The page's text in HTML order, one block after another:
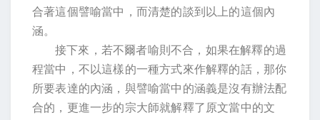
合著這個譬喻當中，而清楚的談到以上的這個內
涵。
接下來，若不爾者喻則不合，如果在解釋的過
程當中，不以這樣的一種方式來作解釋的話，那你
所要表達的內涵，與譬喻當中的涵義是沒有辦法配
合的，更進一步的宗大師就解釋了原文當中的文